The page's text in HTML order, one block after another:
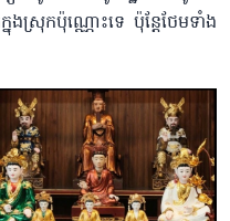
ស្រុកប៉ុណ្ណោះទេ ប៉ុន្តែថែមទាំង